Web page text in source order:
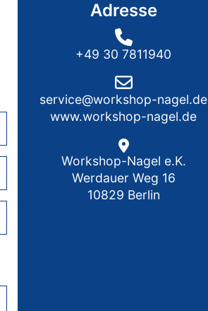
Adresse
+49 30 7811940
service@workshop-nagel.de
www.workshop-nagel.de
Workshop-Nagel e.K.
Werdauer Weg 16
10829 Berlin